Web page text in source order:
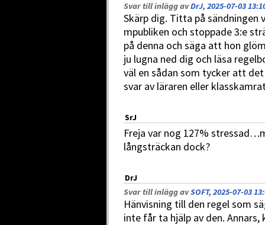
Svar till inlägg avDrJ, 2025-07-03
Skärp dig. Titta på sändningen
mpubliken och stoppade 3:e
på denna och säga att hon
ju lugna ned dig och läsa
väl en sådan som tycker att
svar av läraren eller
SrJ
Freja var nog 127%
långsträckan dock?
DrJ
Svar till inlägg avSOFT, 2025-07-03
Hänvisning till den regel som
inte får ta hjälp av den. Annars,